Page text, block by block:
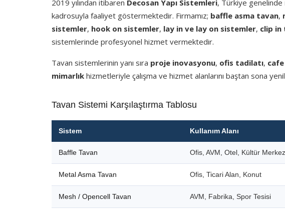
2019 yılından itibaren Decosan Yapı Sistemleri, Türkiye genelinde
kadrosuyla faaliyet göstermektedir. Firmamız; baffle asma tavan,
sistemler, hook on sistemler, lay in ve lay on sistemler, clip in
sistemlerinde profesyonel hizmet vermektedir.
Tavan sistemlerinin yanı sıra proje inovasyonu, ofis tadilatı, cafe
mimarlık hizmetleriyle çalışma ve hizmet alanlarını baştan sona
Tavan Sistemi Karşılaştırma Tablosu
Sistem Kullanım Alanı
Baffle Tavan Ofis, AVM, Otel, Kültür
Metal Asma Tavan Ofis, Ticari Alan, Konut
Mesh / Opencell Tavan AVM, Fabrika, Spor Tesisi